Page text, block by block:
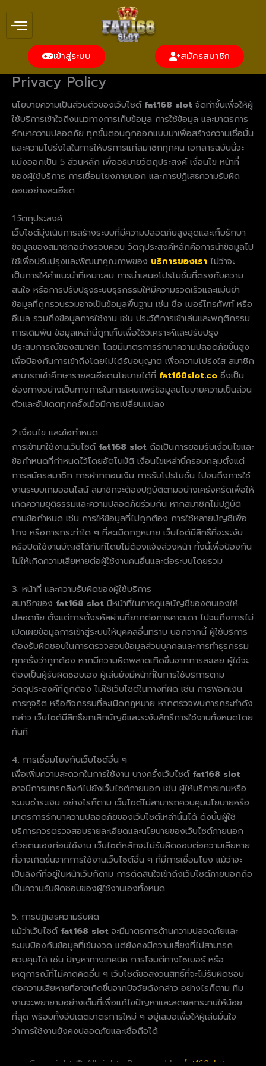
content
เข้าสู่ระบบ
สมัครสมาชิก
Privacy Policy
นโยบายความเป็นส่วนตัวของเว็บไซต์ fat168 slot จัดทำขึ้นเพื่อให้ผู้
ใช้บริการเข้าใจถึงแนวทางการเก็บข้อมูล การใช้ข้อมูล และมาตรการ
รักษาความปลอดภัย ทุกขั้นตอนถูกออกแบบมาเพื่อสร้างความเชื่อมั่น
และความโปร่งใสในการให้บริการแก่สมาชิกทุกคน เอกสารฉบับนี้จะ
แบ่งออกเป็น 5 ส่วนหลัก เพื่ออธิบายวัตถุประสงค์ เงื่อนไข หน้าที่
ของผู้ใช้บริการ การเชื่อมโยงภายนอก และการปฏิเสธความรับผิด
ชอบอย่างละเอียด
1.วัตถุประสงค์
เว็บไซต์มุ่งเน้นการสร้างระบบที่มีความปลอดภัยสูงสุดและเก็บรักษา
ข้อมูลของสมาชิกอย่างรอบคอบ วัตถุประสงค์หลักคือการนำข้อมูลไป
ใช้เพื่อปรับปรุงและพัฒนาคุณภาพของ บริการของเรา ไม่ว่าจะ
เป็นการให้คำแนะนำที่เหมาะสม การนำเสนอโปรโมชั่นที่ตรงกับความ
สนใจ หรือการปรับปรุงระบบธุรกรรมให้มีความรวดเร็วและแม่นยำ
ข้อมูลที่ถูกรวบรวมอาจเป็นข้อมูลพื้นฐาน เช่น ชื่อ เบอร์โทรศัพท์ หรือ
อีเมล รวมถึงข้อมูลการใช้งาน เช่น ประวัติการเข้าเล่นและพฤติกรรม
การเดิมพัน ข้อมูลเหล่านี้ถูกเก็บเพื่อใช้วิเคราะห์และปรับปรุง
ประสบการณ์ของสมาชิก โดยมีมาตรการรักษาความปลอดภัยขั้นสูง
เพื่อป้องกันการเข้าถึงโดยไม่ได้รับอนุญาต เพื่อความโปร่งใส สมาชิก
สามารถเข้าศึกษารายละเอียดนโยบายได้ที่ fat168slot.co ซึ่งเป็น
ช่องทางอย่างเป็นทางการในการเผยแพร่ข้อมูลนโยบายความเป็นส่วน
ตัวและอัปเดตทุกครั้งเมื่อมีการเปลี่ยนแปลง
2.เงื่อนไข และข้อกำหนด
การเข้ามาใช้งานเว็บไซต์ fat168 slot ถือเป็นการยอมรับเงื่อนไขและ
ข้อกำหนดที่กำหนดไว้โดยอัตโนมัติ เงื่อนไขเหล่านี้ครอบคลุมตั้งแต่
การสมัครสมาชิก การฝากถอนเงิน การรับโปรโมชั่น ไปจนถึงการใช้
งานระบบเกมออนไลน์ สมาชิกจะต้องปฏิบัติตามอย่างเคร่งครัดเพื่อให้
เกิดความยุติธรรมและความปลอดภัยร่วมกัน หากสมาชิกไม่ปฏิบัติ
ตามข้อกำหนด เช่น การให้ข้อมูลที่ไม่ถูกต้อง การใช้หลายบัญชีเพื่อ
โกง หรือการกระทำใด ๆ ที่ละเมิดกฎหมาย เว็บไซต์มีสิทธิ์ที่จะระงับ
หรือปิดใช้งานบัญชีได้ทันทีโดยไม่ต้องแจ้งล่วงหน้า ทั้งนี้เพื่อป้องกัน
ไม่ให้เกิดความเสียหายต่อผู้ใช้งานคนอื่นและต่อระบบโดยรวม
3. หน้าที่ และความรับผิดของผู้ใช้บริการ
สมาชิกของ fat168 slot มีหน้าที่ในการดูแลบัญชีของตนเองให้
ปลอดภัย ตั้งแต่การตั้งรหัสผ่านที่ยากต่อการคาดเดา ไปจนถึงการไม่
เปิดเผยข้อมูลการเข้าสู่ระบบให้บุคคลอื่นทราบ นอกจากนี้ ผู้ใช้บริการ
ต้องรับผิดชอบในการตรวจสอบข้อมูลส่วนบุคคลและการทำธุรกรรม
ทุกครั้งว่าถูกต้อง หากมีความผิดพลาดเกิดขึ้นจากการละเลย ผู้ใช้จะ
ต้องเป็นผู้รับผิดชอบเอง ผู้เล่นยังมีหน้าที่ในการใช้บริการตาม
วัตถุประสงค์ที่ถูกต้อง ไม่ใช้เว็บไซต์ในทางที่ผิด เช่น การฟอกเงิน
การทุจริต หรือกิจกรรมที่ละเมิดกฎหมาย หากตรวจพบการกระทำดัง
กล่าว เว็บไซต์มีสิทธิ์ยกเลิกบัญชีและระงับสิทธิ์การใช้งานทั้งหมดโดย
ทันที
4. การเชื่อมโยงกับเว็บไซต์อื่น ๆ
เพื่อเพิ่มความสะดวกในการใช้งาน บางครั้งเว็บไซต์ fat168 slot
อาจมีการแทรกลิงก์ไปยังเว็บไซต์ภายนอก เช่น ผู้ให้บริการเกมหรือ
ระบบชำระเงิน อย่างไรก็ตาม เว็บไซต์ไม่สามารถควบคุมนโยบายหรือ
มาตรการรักษาความปลอดภัยของเว็บไซต์เหล่านั้นได้ ดังนั้นผู้ใช้
บริการควรตรวจสอบรายละเอียดและนโยบายของเว็บไซต์ภายนอก
ด้วยตนเองก่อนใช้งาน เว็บไซต์หลักจะไม่รับผิดชอบต่อความเสียหาย
ที่อาจเกิดขึ้นจากการใช้งานเว็บไซต์อื่น ๆ ที่มีการเชื่อมโยง แม้ว่าจะ
เป็นลิงก์ที่อยู่ในหน้าเว็บก็ตาม การตัดสินใจเข้าถึงเว็บไซต์ภายนอกถือ
เป็นความรับผิดชอบของผู้ใช้งานเองทั้งหมด
5. การปฏิเสธความรับผิด
แม้ว่าเว็บไซต์ fat168 slot จะมีมาตรการด้านความปลอดภัยและ
ระบบป้องกันข้อมูลที่เข้มงวด แต่ยังคงมีความเสี่ยงที่ไม่สามารถ
ควบคุมได้ เช่น ปัญหาทางเทคนิค การโจมตีทางไซเบอร์ หรือ
เหตุการณ์ที่ไม่คาดคิดอื่น ๆ เว็บไซต์ขอสงวนสิทธิ์ที่จะไม่รับผิดชอบ
ต่อความเสียหายที่อาจเกิดขึ้นจากปัจจัยดังกล่าว อย่างไรก็ตาม ทีม
งานจะพยายามอย่างเต็มที่เพื่อแก้ไขปัญหาและลดผลกระทบให้น้อย
ที่สุด พร้อมทั้งอัปเดตมาตรการใหม่ ๆ อยู่เสมอเพื่อให้ผู้เล่นมั่นใจ
ว่าการใช้งานยังคงปลอดภัยและเชื่อถือได้
Copyright © All rights Reserved by fat168slot.co